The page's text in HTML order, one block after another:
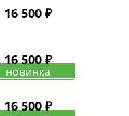
16 500 ₽
16 500 ₽
16 500 ₽